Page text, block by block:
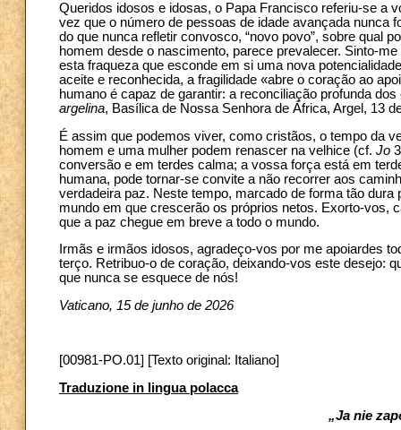
Queridos idosos e idosas, o Papa Francisco referiu-se a
vez que o número de pessoas de idade avançada nunca
do que nunca refletir convosco, “novo povo”, sobre qual
homem desde o nascimento, parece prevalecer. Sinto-
esta fraqueza que esconde em si uma nova
aceite e reconhecida, a fragilidade «abre o coração ao
humano é capaz de garantir: a reconciliação profunda
argelina, Basílica de Nossa Senhora de África, Argel, 13
É assim que podemos viver, como cristãos, o tempo da
homem e uma mulher podem renascer na velhice (cf. Jo
conversão e em terdes calma; a vossa força está em
humana, pode tornar-se convite a não recorrer aos
verdadeira paz. Neste tempo, marcado de forma tão
mundo em que crescerão os próprios netos. Exorto-vos,
que a paz chegue em breve a todo o mundo.
Irmãs e irmãos idosos, agradeço-vos por me apoiardes
terço. Retribuo-o de coração, deixando-vos este desejo:
que nunca se esquece de nós!
Vaticano, 15 de junho de 2026
[00981-PO.01] [Texto original: Italiano]
Traduzione in lingua polacca
„Ja nie